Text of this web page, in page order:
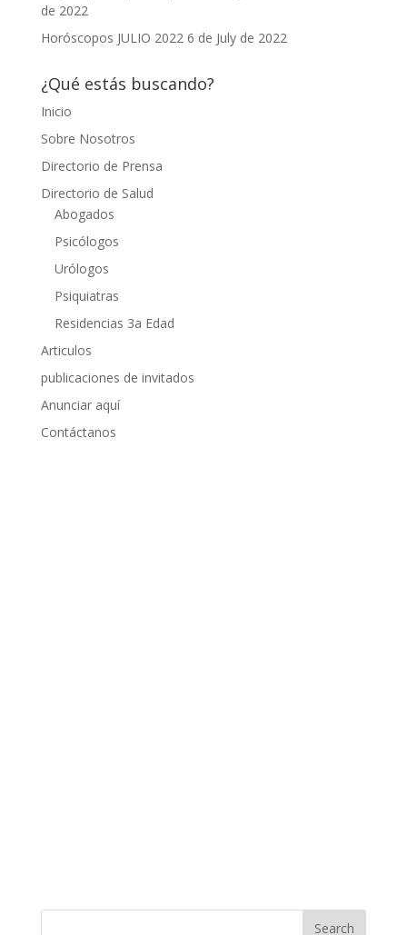
de 2022
Horóscopos JULIO 2022 6 de July de 2022
¿Qué estás buscando?
Inicio
Sobre Nosotros
Directorio de Prensa
Directorio de Salud
Abogados
Psicólogos
Urólogos
Psiquiatras
Residencias 3a Edad
Articulos
publicaciones de invitados
Anunciar aquí
Contáctanos